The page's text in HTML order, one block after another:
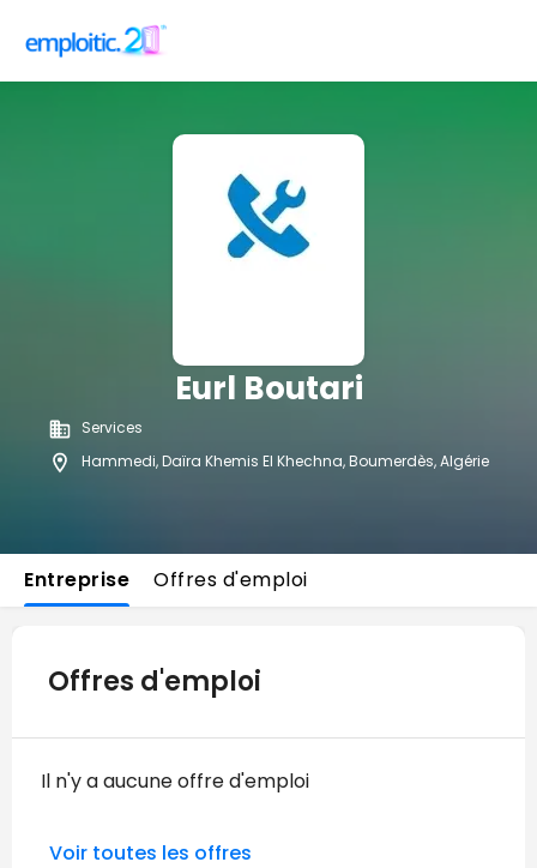
Eurl Boutari
Services
Hammedi, Daïra Khemis El Khechna, Boumerdès, Algérie
Entreprise Offres d'emploi
Offres d'emploi
Il n'y a aucune offre d'emploi
Voir toutes les offres